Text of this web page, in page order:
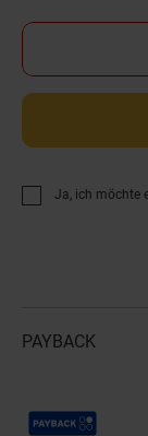
Ja, ich möchte
PAYBACK
Payback Punkte